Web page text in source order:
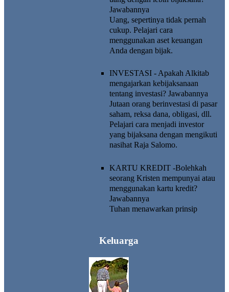
Jawabannya
Uang, sepertinya tidak pernah
cukup. Pelajari cara
menggunakan aset keuangan
Anda dengan bijak.
INVESTASI - Apakah Alkitab
mengajarkan kebijaksanaan
tentang investasi? Jawabannya
Jutaan orang berinvestasi di pasar
saham, reksa dana, obligasi, dll.
Pelajari cara menjadi investor
yang bijaksana dengan mengikuti
nasihat Raja Salomo.
KARTU KREDIT -Bolehkah
seorang Kristen mempunyai atau
menggunakan kartu kredit?
Jawabannya
Tuhan menawarkan prinsip
Keluarga